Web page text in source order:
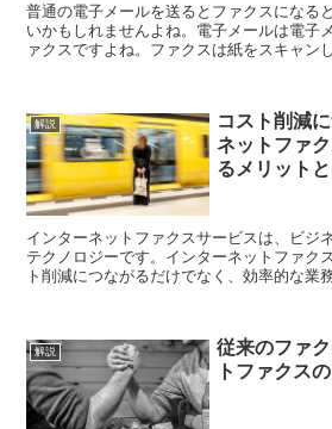
普通の電子メールを送るとファクスになる
いかもしれませんよね。電子メールは電子
ァクスですよね。ファクスは紙をスキャン
解説
コスト削減
ネットファ
るメリット
インターネットファクスサービスは、ビジ
テクノロジーです。インターネットファク
ト削減につながるだけでなく、効率的な業
解説
従来のファ
トファクス